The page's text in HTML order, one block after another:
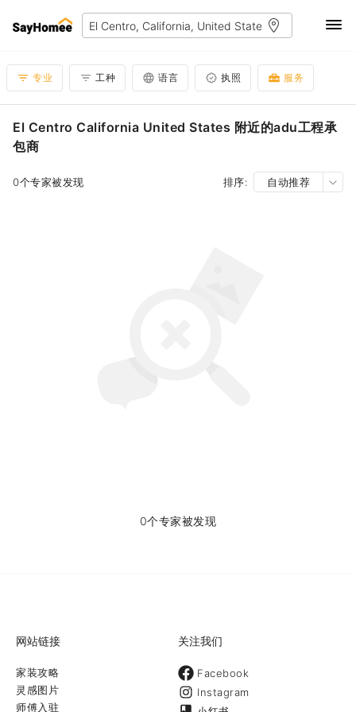
专业 工种 语言 执照 服务
El Centro California United States 附近的adu工程承
包商
0个专家被发现 排序: 自动推荐
0个专家被发现
网站链接
家装攻略
灵感图片
师傅入驻
关注我们
Facebook
Instagram